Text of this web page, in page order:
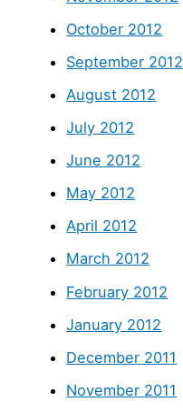
October 2012
September 2012
August 2012
July 2012
June 2012
May 2012
April 2012
March 2012
February 2012
January 2012
December 2011
November 2011